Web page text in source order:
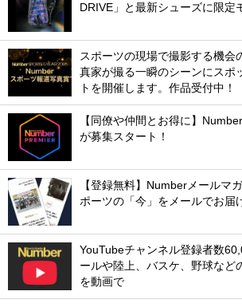
DRIVE」と最新シューズに限定
スポーツの現場で撮影する機会
真家が撮る一瞬のシーンにスポ
トを開催します。作品受付中！
【同僚や仲間とお得に】
が募集スタート！
【登録無料】Numberメールマ
ポーツの「今」をメールでお届
YouTubeチャンネル登録者数
ールや陸上、バスケ、野球など
を動画で